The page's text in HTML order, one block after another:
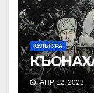
КУЛЬТУРА
АПР 12, 2023